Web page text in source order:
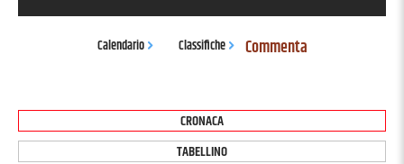
Calendario Classifiche Commenta
CRONACA
TABELLINO